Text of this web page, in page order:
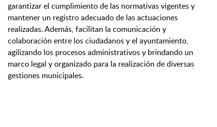
garantizar el cumplimiento de las normativas vigentes y
mantener un registro adecuado de las actuaciones
realizadas. Además, facilitan la comunicación y
colaboración entre los ciudadanos y el ayuntamiento,
agilizando los procesos administrativos y brindando un
marco legal y organizado para la realización de diversas
gestiones municipales.